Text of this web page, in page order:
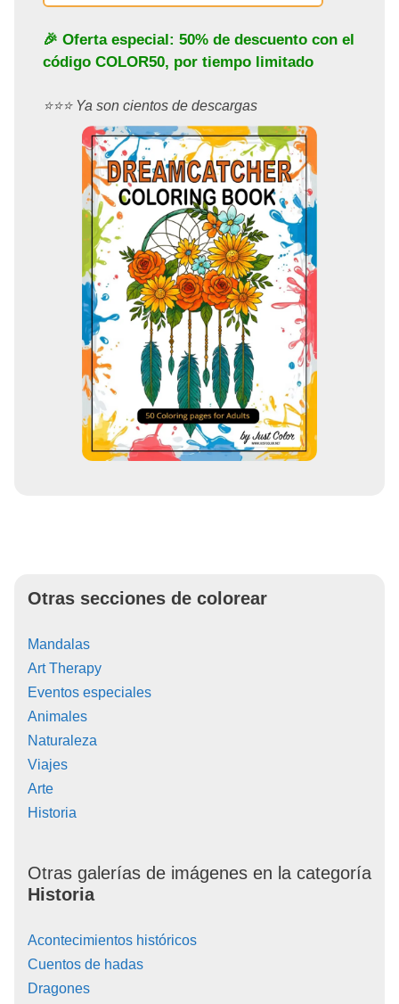
🎉 Oferta especial: 50% de descuento con el
código COLOR50, por tiempo limitado
⭐️⭐️⭐️ Ya son cientos de descargas
Otras secciones de colorear
Mandalas
Art Therapy
Eventos especiales
Animales
Naturaleza
Viajes
Arte
Historia
Otras galerías de imágenes en la categoría
Historia
Acontecimientos históricos
Cuentos de hadas
Dragones